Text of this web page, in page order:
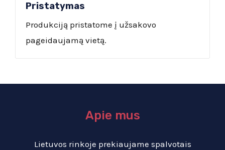
Pristatymas
Produkciją pristatome į užsakovo
pageidaujamą vietą.
Apie mus
Lietuvos rinkoje prekiaujame spalvotais